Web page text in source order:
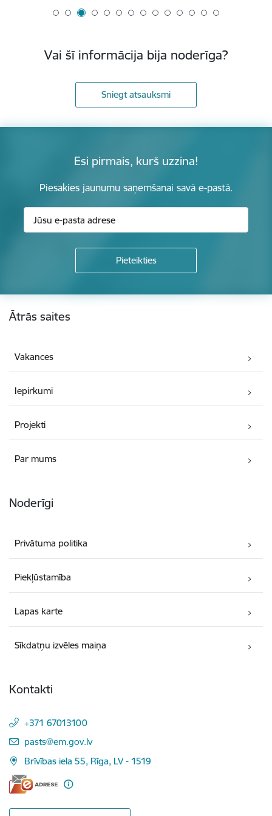
Vai šī informācija bija noderīga?
Sniegt atsauksmi
Esi pirmais, kurš uzzina!
Piesakies jaunumu saņemšanai savā e-pastā.
Ātrās saites
Vakances
Iepirkumi
Projekti
Par mums
Noderīgi
Privātuma politika
Piekļūstamība
Lapas karte
Sīkdatņu izvēles maiņa
Kontakti
+371 67013100
E-pasts:
pasts@em.gov.lv
Brīvības iela 55, Rīga, LV - 1519